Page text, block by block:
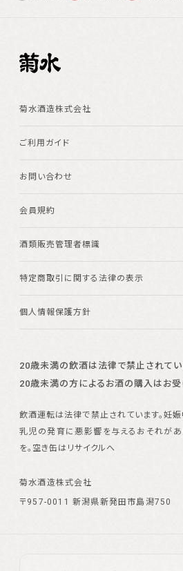
20歳未満の飲酒は法律で禁止されてい
20歳未満の方によるお酒の購入はお受
飲酒運転は法律で禁止されています。妊娠
乳児の発育に悪影響を与えるおそれがあ
を。空き缶はリサイクルへ
菊水酒造株式会社
〒957-0011 新潟県新発田市島潟750
菊水酒造株式会社
ご利用ガイド
お問い合わせ
会員規約
酒類販売管理者標識
特定商取引に関する法律の表示
個人情報保護方針